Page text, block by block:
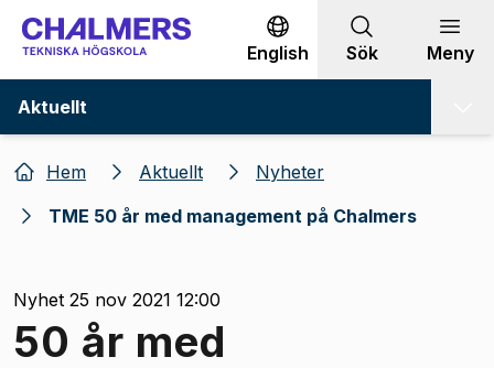
Gå till innehållet
English Sök Meny
Aktuellt
Hem Aktuellt
Nyheter
TME 50 år med management på Chalmers
Nyhet 25 nov 2021 12:00
50 år med